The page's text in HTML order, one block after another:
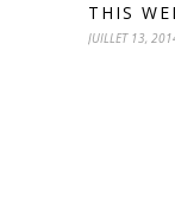
THIS
JUILLET 13,